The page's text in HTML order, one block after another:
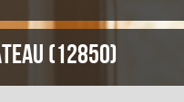
(12850)